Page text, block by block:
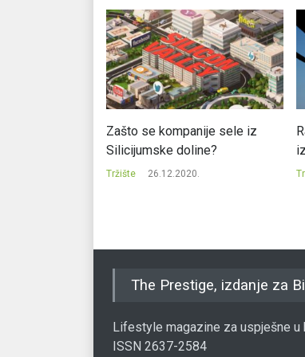
Zašto se kompanije sele iz
Silicijumske doline?
Tržište 26.12.2020.
The Prestige, izdanje za
Lifestyle magazine za uspješne u
ISSN 2637-2584